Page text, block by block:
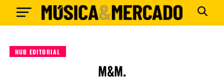
HUB EDITORIAL
M&M.